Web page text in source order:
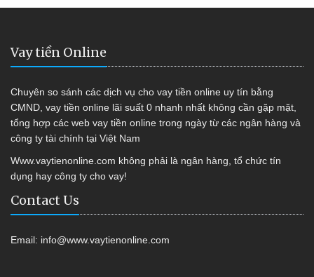
Vay tiền Online
Chuyên so sánh các dịch vụ cho vay tiền online uy tín bằng
CMND, vay tiền online lãi suất 0 nhanh nhất không cần gặp mặt,
tổng hợp các web vay tiền online trong ngày từ các ngân hàng và
công ty tài chính tại Việt Nam
Www.vaytienonline.com không phải là ngân hàng, tổ chức tín
dụng hay công ty cho vay!
Contact Us
Email: info@www.vaytienonline.com